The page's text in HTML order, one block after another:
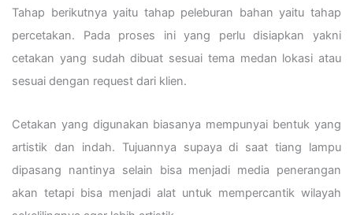
Tahap berikutnya yaitu tahap peleburan bahan yaitu tahap
percetakan. Pada proses ini yang perlu disiapkan yakni
cetakan yang sudah dibuat sesuai tema medan lokasi atau
sesuai dengan request dari klien.
Cetakan yang digunakan biasanya mempunyai bentuk yang
artistik dan indah. Tujuannya supaya di saat tiang lampu
dipasang nantinya selain bisa menjadi media penerangan
akan tetapi bisa menjadi alat untuk mempercantik wilayah